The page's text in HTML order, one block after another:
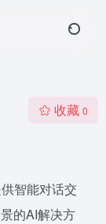
收藏 0
智能对话交
的AI解决方